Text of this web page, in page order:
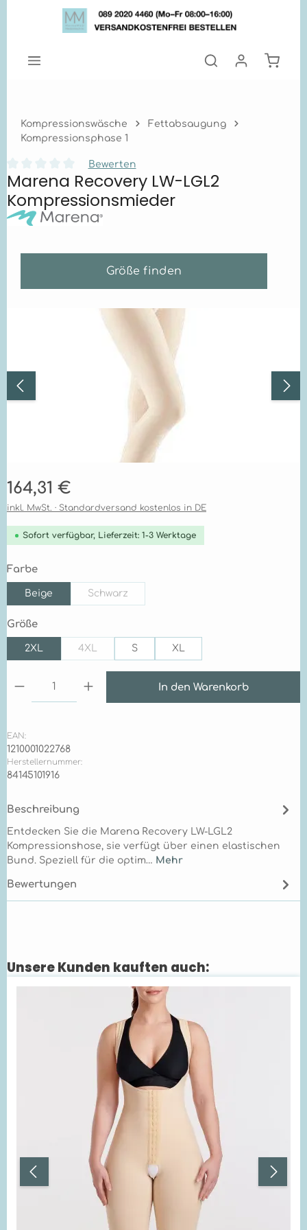
Zum Hauptinhalt springen
Kompressionswäsche
Fettabsaugung
Kompressionsphase 1
Durchschnittliche Bewertung von 0 von 5 Sternen
Bewerten
Marena Recovery LW-LGL2
Kompressionsmieder
Größe finden
Regulärer Preis:
164,31 €
inkl. MwSt. · Standardversand kostenlos in DE
Sofort verfügbar, Lieferzeit: 1-3 Werktage
Farbeauswählen
Beige Schwarz
Größeauswählen
2XL 4XL S XL
Produkt Anzahl: Gib den gewünschten Wert
In den Warenkorb
EAN:
1210001022768
Herstellernummer:
84145101916
Beschreibung
Entdecken Sie die Marena Recovery LW-LGL2
Kompressionshose, sie verfügt über einen elastischen
Bund. Speziell für die optim… Mehr
Bewertungen
Produktgalerie überspringen
Unsere Kunden kauften auch: